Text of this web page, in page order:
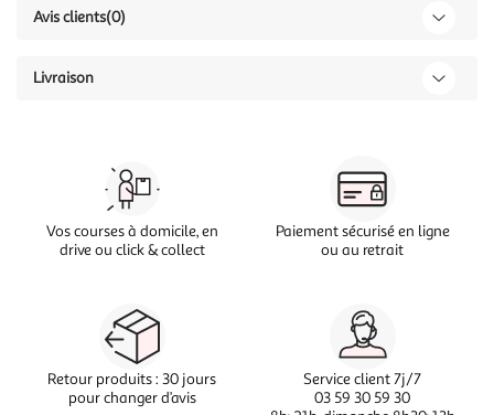
Avis clients(0)
Livraison
Vos courses à domicile, en
drive ou click & collect
Paiement sécurisé en ligne
ou au retrait
Retour produits : 30 jours
pour changer d’avis
Service client 7j/7
03 59 30 59 30